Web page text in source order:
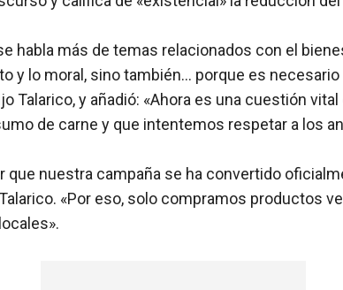
habla más de temas relacionados con el
y lo moral, sino también… porque es
Talarico, y añadió: «Ahora es una cuestión
de carne y que intentemos respetar a los
que nuestra campaña se ha convertido
«Por eso, solo compramos productos